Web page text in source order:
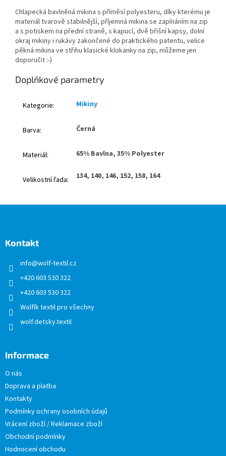
Chlapecká bavlněná mikina s příměsí polyesteru, díky kterému je
materiál tvarově stabilnější, příjemná mikina se zapínáním na zip
a s potiskem na přední straně, s kapucí, dvě břišní kapsy, dolní
okraj mikiny i rukávy zakončené do praktického patentu, velice
pěkná mikina ve střihu klasické klokanky na zip, můžeme jen
doporučit :-)
Doplňkové parametry
Kategorie: Mikiny
Barva: Černá
Materiál: 65% Bavlna, 35% Polyester
Velikostní řada: 134, 140, 146, 152, 158, 164
Kontakt
info@wolf-textil.cz
+420 603 530 322
+420 603 530 322
Wolfík textil pro všechny
wolf.detsky.textil
Informace
O nás
Doprava a platba
Kontakty
Podmínky ochrany osobních údajů
Vrácení zboží / Reklamace zboží
Obchodní podmínky
Hodnocení obchodu